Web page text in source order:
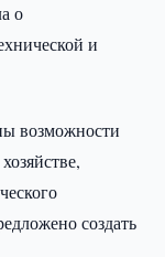
о
и
возможности
создать